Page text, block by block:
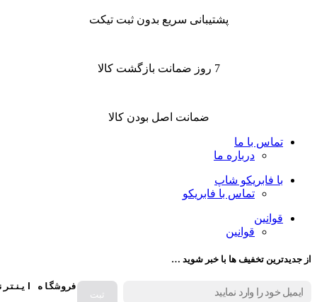
پشتیبانی سریع بدون ثبت تیکت
7 روز ضمانت بازگشت کالا
ضمانت اصل بودن کالا
تماس با ما
درباره ما
با فابریکو شاپ
تماس با فابریکو
قوانین
قوانین
از جدیدترین تخفیف ها با خبر شوید …
فروشگاه